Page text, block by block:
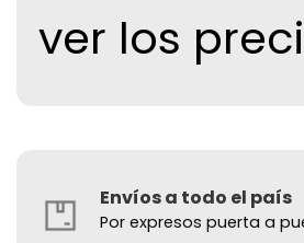
ver los
Envíos a todo el país
Por expresos puerta a